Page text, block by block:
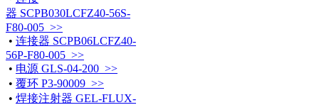
器 SCPB030LCFZ40-56S-
F80-005 >>
• 连接器 SCPB06LCFZ40-
56P-F80-005 >>
• 电源 GLS-04-200 >>
• 覆环 P3-90009 >>
• 焊接注射器 GEL-FLUX-